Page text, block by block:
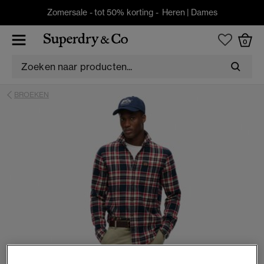
Zomersale - tot 50% korting - Heren | Dames
0
BROEKEN